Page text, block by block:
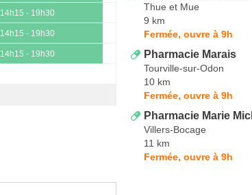
14h15 - 19h30
14h15 - 19h30
14h15 - 19h30
Thue et Mue
9 km
Fermée, ouvre à 9h
Pharmacie Marais
Tourville-sur-Odon
10 km
Fermée, ouvre à 9h
Pharmacie Marie
Villers-Bocage
11 km
Fermée, ouvre à 9h